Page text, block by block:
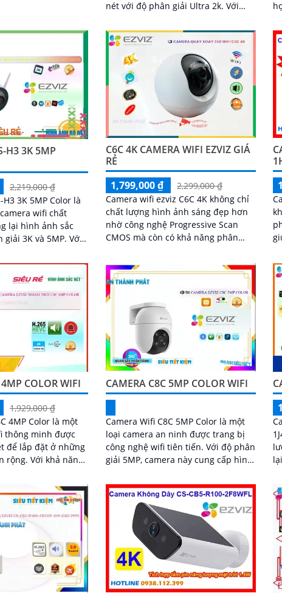
Ngoại
nét với độ phân giải Ultra 2k. Với
Ngoại Smart IR, bạn có thể quan sát
rõ ràng ngay cả trong điều kiện ánh
sáng yếu
H3 3K 5MP
2,219,000 ₫
H3 3K 5MP Color là
wifi chất
lại hình ảnh sắc
3K và 5MP. Với
giám sát từ xa
động
C6C 4K CAMERA WIFI EZVIZ GIÁ
RẺ
1,799,000 ₫
2,299,000 ₫
Camera wifi ezviz C6C 4K không chỉ
chất lượng hình ảnh sáng đẹp hơn
nhờ công nghệ Progressive Scan
CMOS mà còn có khả năng phân
trang bị công...
COLOR WIFI
1,929,000 ₫
4MP Color là một
thông minh được
để lắp đặt ở những
khả năng
cảnh một không
dàng
CAMERA C8C 5MP COLOR WIFI
Camera Wifi C8C 5MP Color là một
loại camera an ninh được trang bị
công nghệ wifi tiên tiến. Với độ phân
giải 5MP, camera này cung cấp hình
người dùng quan sát chi tiết các vụ
việc xảy ra trong khoảng cách xa